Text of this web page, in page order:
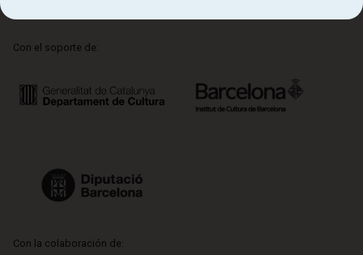
Con el soporte de:
Con la colaboración de: